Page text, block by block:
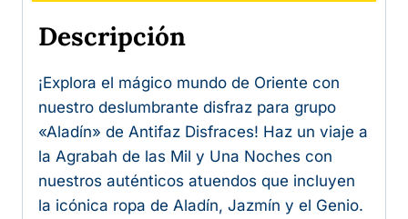
Descripción
¡Explora el mágico mundo de Oriente con
nuestro deslumbrante disfraz para grupo
«Aladín» de Antifaz Disfraces! Haz un viaje a
la Agrabah de las Mil y Una Noches con
nuestros auténticos atuendos que incluyen
la icónica ropa de Aladín, Jazmín y el Genio.